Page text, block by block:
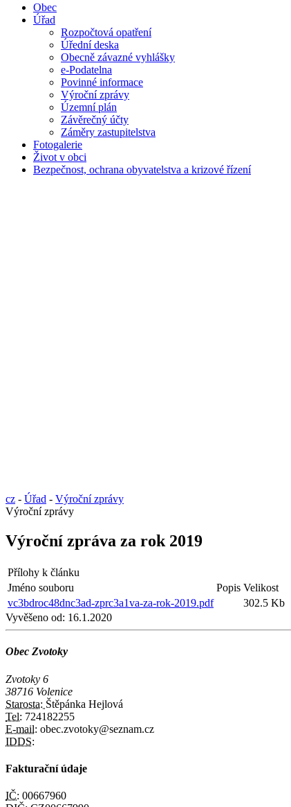
Obec
Úřad
Rozpočtová opatření
Úřední deska
Obecně závazné vyhlášky
e-Podatelna
Povinné informace
Výroční zprávy
Územní plán
Závěrečný účty
Záměry zastupitelstva
Fotogalerie
Život v obci
Bezpečnost, ochrana obyvatelstva a krizové řízení
cz - Úřad - Výroční zprávy
Výroční zprávy
Výroční zpráva za rok 2019
Přílohy k článku
Jméno souboru
Popis Velikost
vc3bdroc48dnc3ad-zprc3a1va-za-rok-2019.pdf
302.5 Kb
Vyvěšeno od: 16.1.2020
Obec Zvotoky
Zvotoky 6
38716 Volenice
Starosta: Štěpánka Hejlová
Tel: 724182255
E-mail: obec.zvotoky@seznam.cz
IDDS:
Fakturační údaje
IČ: 00667960